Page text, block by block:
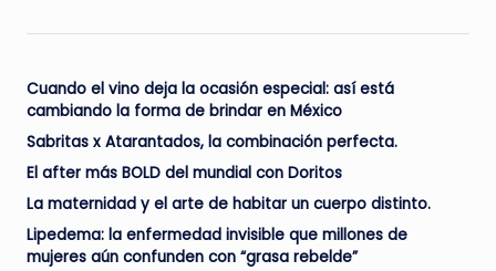
Cuando el vino deja la ocasión especial: así está
cambiando la forma de brindar en México
Sabritas x Atarantados, la combinación perfecta.
El after más BOLD del mundial con Doritos
La maternidad y el arte de habitar un cuerpo distinto.
Lipedema: la enfermedad invisible que millones de
mujeres aún confunden con “grasa rebelde”